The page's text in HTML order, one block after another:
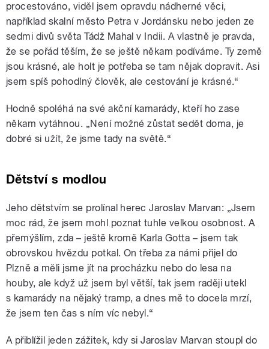
procestováno, viděl jsem opravdu nádherné věci,
například skalní město Petra v Jordánsku nebo jeden ze
sedmi divů světa Tádž Mahal v Indii. A vlastně je pravda,
že se pořád těším, že se ještě někam podíváme. Ty země
jsou krásné, ale holt je potřeba se tam nějak dopravit. Asi
jsem spíš pohodlný člověk, ale cestování je krásné.“
Hodně spoléhá na své akční kamarády, kteří ho zase
někam vytáhnou. „Není možné zůstat sedět doma, je
dobré si užít, že jsme tady na světě.“
Dětství s modlou
Jeho dětstvím se prolínal herec Jaroslav Marvan: „Jsem
moc rád, že jsem mohl poznat tuhle velkou osobnost. A
přemýšlím, zda – ještě kromě Karla Gotta – jsem tak
obrovskou hvězdu potkal. On třeba za námi přijel do
Plzně a měli jsme jít na procházku nebo do lesa na
houby, ale když už jsem byl větší, tak jsem raději utekl
s kamarády na nějaký tramp, a dnes mě to docela mrzí,
že jsem ten čas s ním víc nebyl.“
A přiblížil jeden zážitek, kdy si Jaroslav Marvan stoupl do